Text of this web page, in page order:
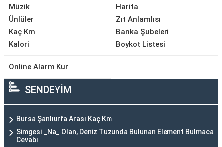
Müzik
Ünlüler
Kaç Km
Kalori
Harita
Zıt Anlamlısı
Banka Şubeleri
Boykot Listesi
Online Alarm Kur
SENDEYİM
Bursa Şanlıurfa Arası Kaç Km
Simgesi _Na_ Olan, Deniz Tuzunda Bulunan Element Bulmaca
Cevabı